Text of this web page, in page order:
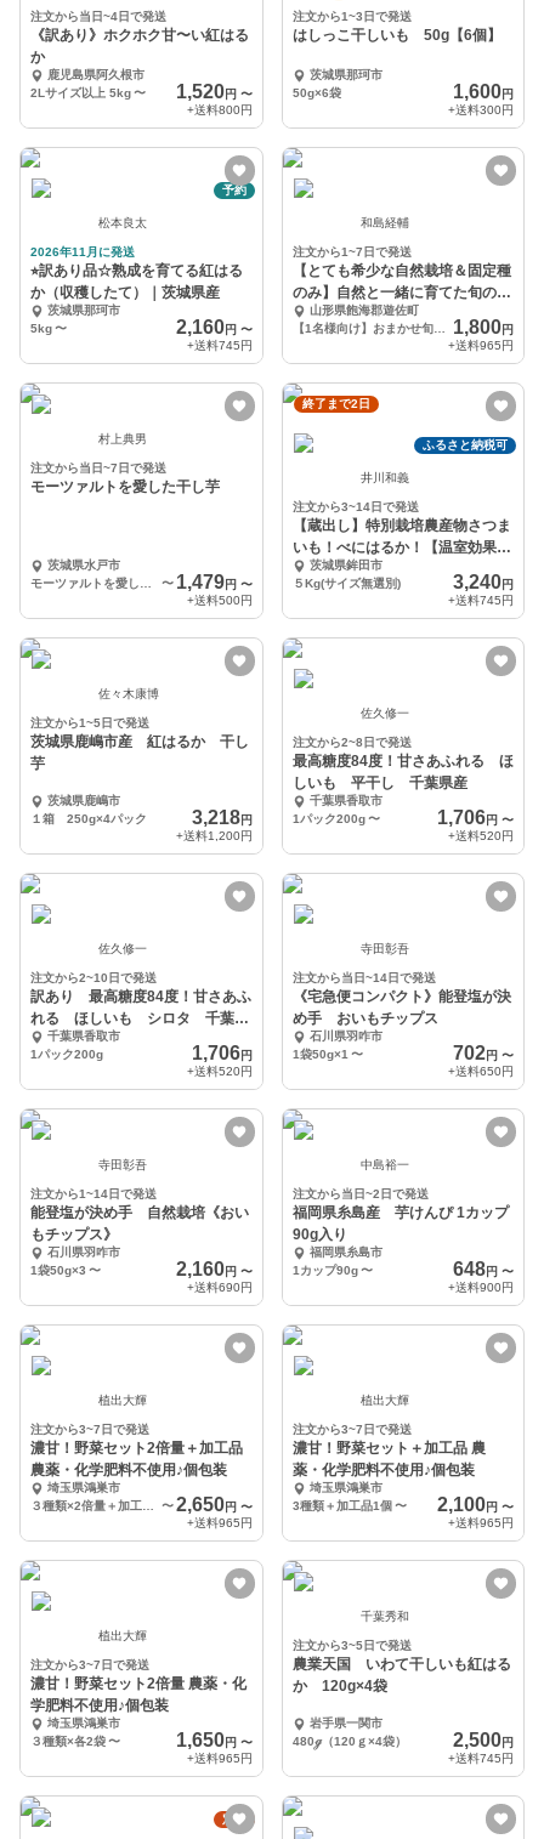
注文から当日~4日で発送
《訳あり》ホクホク甘〜い紅はる
か
鹿児島県阿久根市
2Lサイズ以上 5kg〜 1,520円 〜
+送料800円
注文から1~3日で発送
はしっこ干しいも 50g【6個】
茨城県那珂市
50g×6袋
1,600円
+送料300円
予約
松本良太
2026年11月に発送
⭐︎訳あり品☆熟成を育てる紅はる
か（収穫したて）｜茨城県産
茨城県那珂市
5kg〜 2,160円 〜
+送料745円
和島経輔
注文から1~7日で発送
【とても希少な自然栽培＆固定種
のみ】自然と一緒に育てた旬の野
菜セット
山形県飽海郡遊佐町
【1名様向け】おまかせ旬の野菜セット5種類
1,800円
+送料965円
村上典男
注文から当日~7日で発送
モーツァルトを愛した干し芋
茨城県水戸市
〜 1,479円 〜
+送料500円
終了まで2日
ふるさと納税可
井川和義
注文から3~14日で発送
【蔵出し】特別栽培農産物さつま
いも！べにはるか！【温室効果ガ
ス削減～三ツ星～】
茨城県鉾田市
５Kg(サイズ無選別)
3,240円
+送料745円
佐々木康博
注文から1~5日で発送
茨城県鹿嶋市産 紅はるか 干し
芋
茨城県鹿嶋市
１箱 250g×4パック
3,218円
+送料1,200円
佐久修一
注文から2~8日で発送
最高糖度84度！甘さあふれる ほ
しいも 平干し 千葉県産
千葉県香取市
1パック200g 〜 1,706円 〜
+送料520円
佐久修一
注文から2~10日で発送
訳あり 最高糖度84度！甘さあふ
れる ほしいも シロタ 千葉県
産 千葉県香取市
1パック200g
1,706円
+送料520円
寺田彰吾
注文から当日~14日で発送
《宅急便コンパクト》能登塩が決
め手 おいもチップス
石川県羽咋市
1袋50g×1 〜 702円 〜
+送料650円
寺田彰吾
注文から1~14日で発送
能登塩が決め手 自然栽培《おい
もチップス》
石川県羽咋市
1袋50g×3 〜 2,160円 〜
+送料690円
中島裕一
注文から当日~2日で発送
福岡県糸島産 芋けんぴ 1カップ
90g入り
福岡県糸島市
1カップ90g 〜 648円 〜
+送料900円
植出大輝
注文から3~7日で発送
濃甘！野菜セット2倍量＋加工品
農薬・化学肥料不使用♪個包装
埼玉県鴻巣市
〜 2,650円 〜
+送料965円
植出大輝
注文から3~7日で発送
濃甘！野菜セット＋加工品 農
薬・化学肥料不使用♪個包装
埼玉県鴻巣市
3種類＋加工品1個 〜 2,100円 〜
+送料965円
植出大輝
注文から3~7日で発送
濃甘！野菜セット2倍量 農薬・化
学肥料不使用♪個包装
埼玉県鴻巣市
３種類×各2袋〜 1,650円 〜
+送料965円
千葉秀和
注文から3~5日で発送
農業天国 いわて干しいも紅はる
か 120g×4袋
岩手県一関市
480ℊ（120ｇ×4袋）
2,500円
+送料745円
定期